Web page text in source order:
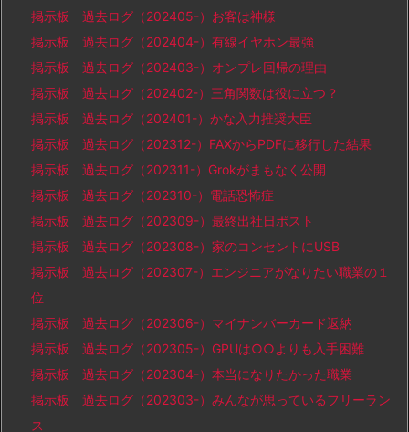
掲示板 過去ログ（202405-）お客は神様
掲示板 過去ログ（202404-）有線イヤホン最強
掲示板 過去ログ（202403-）オンプレ回帰の理由
掲示板 過去ログ（202402-）三角関数は役に立つ？
掲示板 過去ログ（202401-）かな入力推奨大臣
掲示板 過去ログ（202312-）FAXからPDFに移行した結果
掲示板 過去ログ（202311-）Grokがまもなく公開
掲示板 過去ログ（202310-）電話恐怖症
掲示板 過去ログ（202309-）最終出社日ポスト
掲示板 過去ログ（202308-）家のコンセントにUSB
掲示板 過去ログ（202307-）エンジニアがなりたい職業の１
位
掲示板 過去ログ（202306-）マイナンバーカード返納
掲示板 過去ログ（202305-）GPUは○○よりも入手困難
掲示板 過去ログ（202304-）本当になりたかった職業
掲示板 過去ログ（202303-）みんなが思っているフリーラン
ス